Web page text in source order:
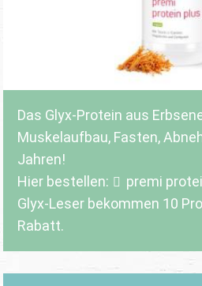
Das Glyx-Protein aus
Muskelaufbau, Fasten,
Jahren!
Hier bestellen:
premi
Glyx-Leser bekommen 10
Rabatt.